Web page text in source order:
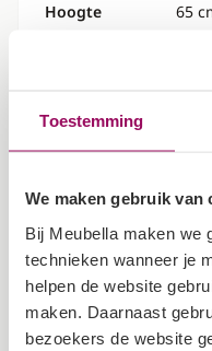
Toestemming
We maken gebruik van
Bij Meubella maken we
technieken wanneer je
helpen de website
maken. Daarnaast
bezoekers de website
Hoogte 65
Kleur
Garantietermijn 2
Verpakking
Dit artikel bestaat uit